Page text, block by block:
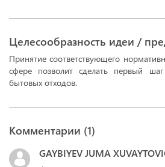
Целесообразность идеи /
Принятие соответствующего
сфере позволит сделать первый
бытовых отходов.
Комментарии (1)
GAYBIYEV JUMA